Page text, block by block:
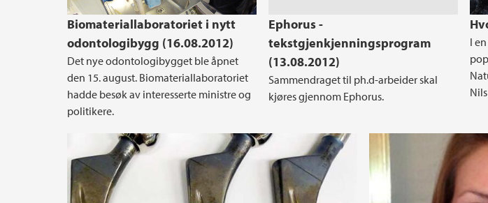
Biomateriallaboratoriet i nytt
odontologibygg (16.08.2012)
Det nye odontologibygget ble åpnet
den 15. august. Biomateriallaboratoriet
hadde besøk av interesserte ministre og
politikere.
Ephorus -
tekstgjenkjenningsprogram
(13.08.2012)
Sammendraget til ph.d-arbeider skal
kjøres gjennom Ephorus.
I